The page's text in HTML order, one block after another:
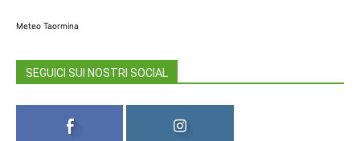
Meteo Taormina
SEGUICI SUI NOSTRI SOCIAL